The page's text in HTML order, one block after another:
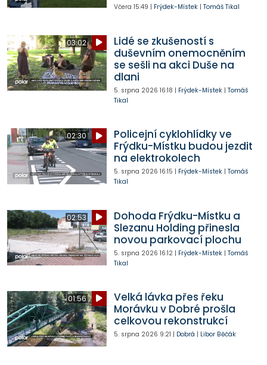
Včera 15:49 | Frýdek-Místek| Tomáš Tikal
03:02
Lidé se zkušeností s
duševním onemocněním
se sešli na akci Duše na
dlani
5. srpna 2026 16:18 | Frýdek-Místek| Tomáš
Tikal
02:30
Policejní cyklohlídky ve
Frýdku-Místku budou jezdit
na elektrokolech
5. srpna 2026 16:15 | Frýdek-Místek| Tomáš
Tikal
02:53
Dohoda Frýdku-Místku a
Slezanu Holding přinesla
novou parkovací plochu
5. srpna 2026 16:12| Frýdek-Místek| Tomáš
Tikal
01:56
Velká lávka přes řeku
Morávku v Dobré prošla
celkovou rekonstrukcí
5. srpna 2026 9:21 | Dobrá | Libor Běčák